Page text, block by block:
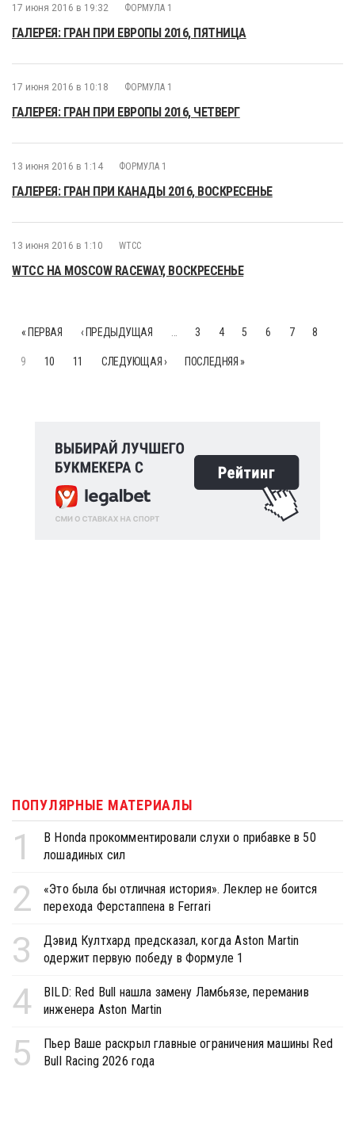
17 июня 2016 в 19:32 ФОРМУЛА 1
ГАЛЕРЕЯ: ГРАН ПРИ ЕВРОПЫ 2016, ПЯТНИЦА
17 июня 2016 в 10:18 ФОРМУЛА 1
ГАЛЕРЕЯ: ГРАН ПРИ ЕВРОПЫ 2016, ЧЕТВЕРГ
13 июня 2016 в 1:14 ФОРМУЛА 1
ГАЛЕРЕЯ: ГРАН ПРИ КАНАДЫ 2016, ВОСКРЕСЕНЬЕ
13 июня 2016 в 1:10 WTCC
WTCC НА MOSCOW RACEWAY, ВОСКРЕСЕНЬЕ
« ПЕРВАЯ ‹ ПРЕДЫДУЩАЯ 3 4 5 6 7 8
9 10 11 СЛЕДУЮЩАЯ › ПОСЛЕДНЯЯ »
ПОПУЛЯРНЫЕ МАТЕРИАЛЫ
1
В Honda прокомментировали слухи о прибавке в 50
лошадиных сил
2
«Это была бы отличная история». Леклер не боится
перехода Ферстаппена в Ferrari
3
Дэвид Култхард предсказал, когда Aston Martin
одержит первую победу в Формуле 1
4
BILD: Red Bull нашла замену Ламбьязе, переманив
инженера Aston Martin
5
Пьер Ваше раскрыл главные ограничения машины Red
Bull Racing 2026 года